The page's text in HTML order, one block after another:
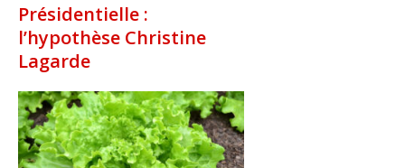
Présidentielle :
l’hypothèse Christine
Lagarde